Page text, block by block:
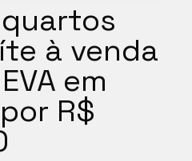
à venda
em
R$